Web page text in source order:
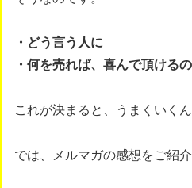
・どう言う人に
・何を売れば、喜んで頂ける
これが決まると、うまくいくん
では、メルマガの感想をご紹